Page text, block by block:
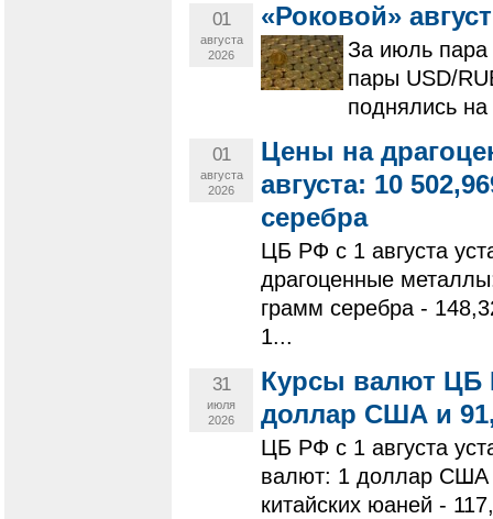
01
августа
2026
«Роковой»
За июль
пары USD/
поднялись
01
августа
2026
Цены на
августа: 10
серебра
ЦБ РФ с 1 августа
драгоценные
грамм серебра -
1...
31
июля
2026
Курсы валют ЦБ
доллар США и
ЦБ РФ с 1 августа
валют: 1 доллар США
китайских юаней -